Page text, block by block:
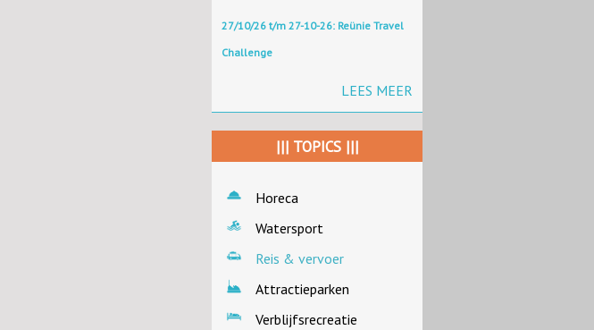
27/10/26 t/m 27-10-26: Reünie Travel
Challenge
LEES MEER
||| TOPICS |||
Horeca
Watersport
Reis & vervoer
Attractieparken
Verblijfsrecreatie